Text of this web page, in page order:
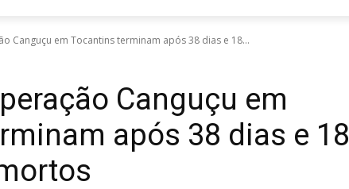
Canguçu em Tocantins terminam após 38 dias e 18...
Canguçu em
após 38 dias e 18